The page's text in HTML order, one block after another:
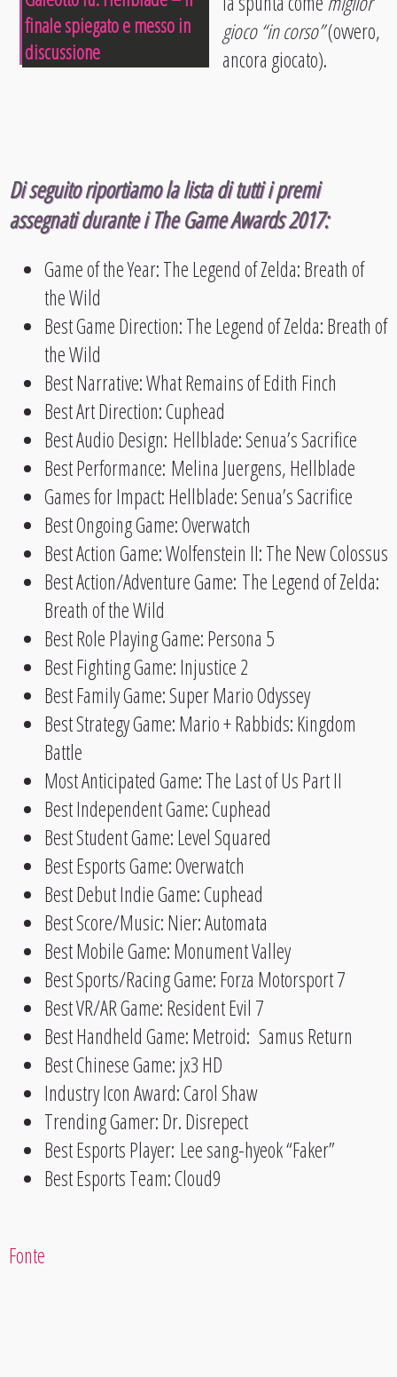
finale spiegato e messo in
discussione
gioco “in corso”(ovvero,
ancora giocato).
Di seguito riportiamo la lista di tutti i premi
assegnati durante i The Game Awards 2017:
Game of the Year: The Legend of Zelda: Breath of
the Wild
Best Game Direction: The Legend of Zelda: Breath of
the Wild
Best Narrative: What Remains of Edith Finch
Best Art Direction: Cuphead
Best Audio Design: Hellblade: Senua’s Sacrifice
Best Performance: Melina Juergens, Hellblade
Games for Impact: Hellblade: Senua’s Sacrifice
Best Ongoing Game: Overwatch
Best Action Game: Wolfenstein II: The New Colossus
Best Action/Adventure Game: The Legend of Zelda:
Breath of the Wild
Best Role Playing Game: Persona 5
Best Fighting Game: Injustice 2
Best Family Game: Super Mario Odyssey
Best Strategy Game: Mario + Rabbids: Kingdom
Battle
Most Anticipated Game: The Last of Us Part II
Best Independent Game: Cuphead
Best Student Game: Level Squared
Best Esports Game: Overwatch
Best Debut Indie Game: Cuphead
Best Score/Music: Nier: Automata
Best Mobile Game: Monument Valley
Best Sports/Racing Game: Forza Motorsport 7
Best VR/AR Game: Resident Evil 7
Best Handheld Game: Metroid: Samus Return
Best Chinese Game: jx3 HD
Industry Icon Award: Carol Shaw
Trending Gamer: Dr. Disrepect
Best Esports Player: Lee sang-hyeok “Faker”
Best Esports Team: Cloud9
Fonte